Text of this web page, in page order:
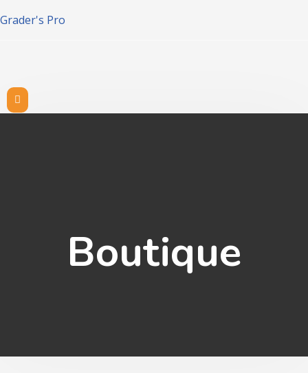
Grader's Pro
Boutique